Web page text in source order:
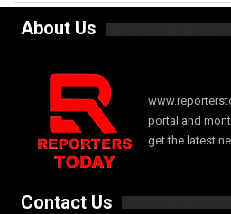
About Us
portal and
get the latest
Contact Us